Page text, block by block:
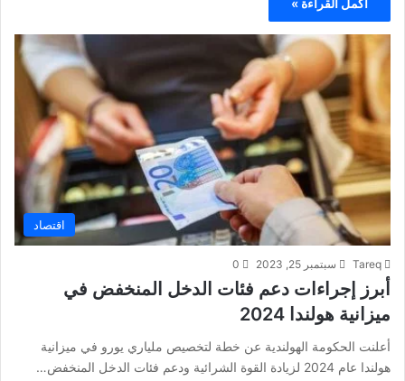
اقتصاد
Tareq سبتمبر 25, 2023 0
أبرز إجراءات دعم فئات الدخل المنخفض في
ميزانية هولندا 2024
أعلنت الحكومة الهولندية عن خطة لتخصيص ملياري يورو في ميزانية
هولندا عام 2024 لزيادة القوة الشرائية ودعم فئات الدخل المنخفض…